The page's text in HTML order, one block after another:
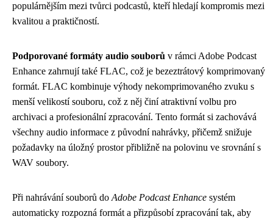
populárnějším mezi tvůrci podcastů, kteří hledají kompromis mezi
kvalitou a praktičností.
Podporované formáty audio souborů v rámci Adobe Podcast
Enhance zahrnují také FLAC, což je bezeztrátový komprimovaný
formát. FLAC kombinuje výhody nekomprimovaného zvuku s
menší velikostí souboru, což z něj činí atraktivní volbu pro
archivaci a profesionální zpracování. Tento formát si zachovává
všechny audio informace z původní nahrávky, přičemž snižuje
požadavky na úložný prostor přibližně na polovinu ve srovnání s
WAV soubory.
Při nahrávání souborů do Adobe Podcast Enhance systém
automaticky rozpozná formát a přizpůsobí zpracování tak, aby